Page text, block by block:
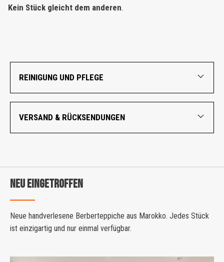
Kein Stück gleicht dem anderen.
REINIGUNG UND PFLEGE
VERSAND & RÜCKSENDUNGEN
NEU EINGETROFFEN
Neue handverlesene Berberteppiche aus Marokko. Jedes Stück
ist einzigartig und nur einmal verfügbar.